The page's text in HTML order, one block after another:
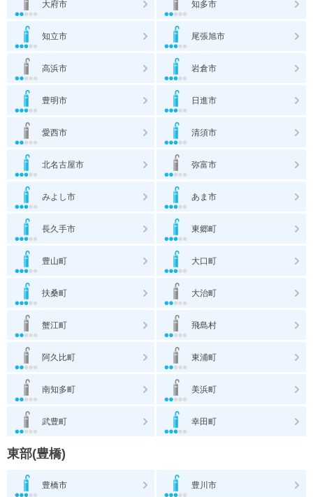
大府市 知多市
知立市 尾張旭市
高浜市 岩倉市
豊明市 日進市
愛西市 清須市
北名古屋市 弥富市
みよし市 あま市
長久手市 東郷町
豊山町 大口町
扶桑町 大治町
蟹江町 飛島村
阿久比町 東浦町
南知多町 美浜町
武豊町 幸田町
東部(豊橋)
豊橋市 豊川市